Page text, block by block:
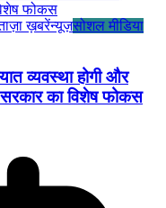
ख़बरेंन्यूज़सोशल मीडिया
व्यवस्था होगी और
सरकार का विशेष फोकस